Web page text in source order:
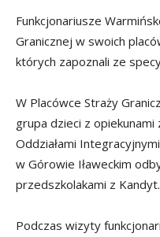
Funkcjonariusze
Granicznej w swoich
których zapoznali ze
W Placówce Straży
grupa dzieci z opiekunami
Oddziałami
w Górowie Iławeckim
przedszkolakami z Kandyt.
Podczas wizyty